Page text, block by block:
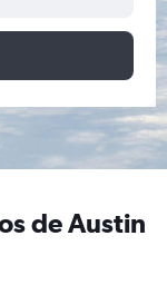
de Austin